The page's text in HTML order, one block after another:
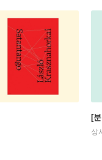
[
상